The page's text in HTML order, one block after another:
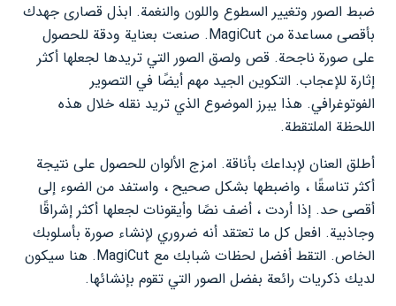
ضبط الصور وتغيير السطوع واللون والنغمة. ابذل قصارى جهدك
بأقصى مساعدة من MagiCut. صنعت بعناية ودقة للحصول
على صورة ناجحة. قص ولصق الصور التي تريدها لجعلها أكثر
إثارة للإعجاب. التكوين الجيد مهم أيضًا في التصوير
الفوتوغرافي. هذا يبرز الموضوع الذي تريد نقله خلال هذه
اللحظة الملتقطة.
أطلق العنان لإبداعك بأناقة. امزج الألوان للحصول على نتيجة
أكثر تناسقًا ، واضبطها بشكل صحيح ، واستفد من الضوء إلى
أقصى حد. إذا أردت ، أضف نصًا وأيقونات لجعلها أكثر إشراقًا
وجاذبية. افعل كل ما تعتقد أنه ضروري لإنشاء صورة بأسلوبك
الخاص. التقط أفضل لحظات شبابك مع MagiCut. هنا سيكون
لديك ذكريات رائعة بفضل الصور التي تقوم بإنشائها.